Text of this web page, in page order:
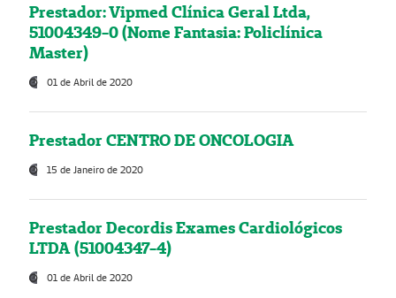
Prestador: Vipmed Clínica Geral Ltda,
51004349-0 (Nome Fantasia: Policlínica
Master)
01 de Abril de 2020
Prestador CENTRO DE ONCOLOGIA
15 de Janeiro de 2020
Prestador Decordis Exames Cardiológicos
LTDA (51004347-4)
01 de Abril de 2020